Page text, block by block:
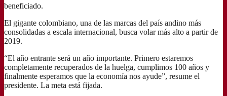
beneficiado.
El gigante colombiano, una de las marcas del país andino más
consolidadas a escala internacional, busca volar más alto a partir de
2019.
“El año entrante será un año importante. Primero estaremos
completamente recuperados de la huelga, cumplimos 100 años y
finalmente esperamos que la economía nos ayude”, resume el
presidente. La meta está fijada.